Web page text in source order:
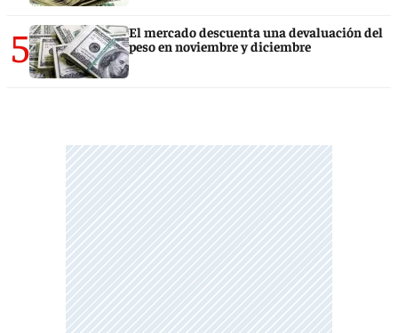
5
El mercado descuenta una devaluación del
peso en noviembre y diciembre